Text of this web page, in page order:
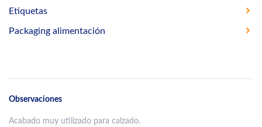
Etiquetas
Packaging alimentación
Observaciones
Acabado muy utilizado para calzado.